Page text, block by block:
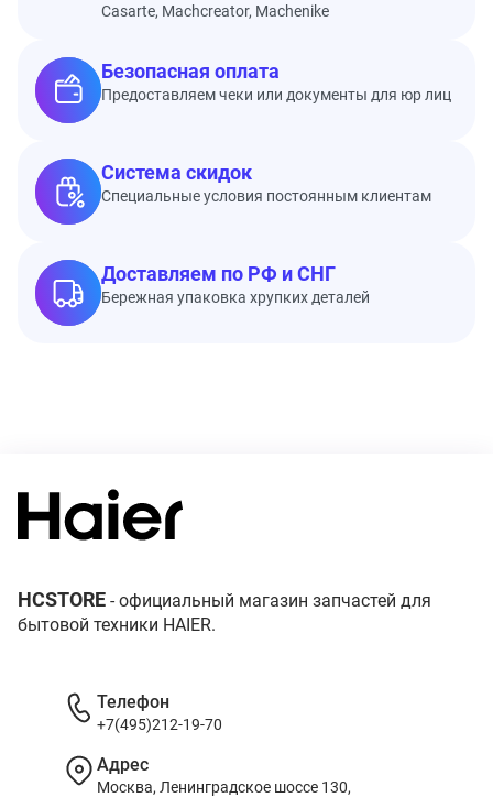
Casarte, Machcreator, Machenike
Безопасная оплата
Предоставляем чеки или документы для юр лиц
Система скидок
Специальные условия постоянным клиентам
Доставляем по РФ и СНГ
Бережная упаковка хрупких деталей
HCSTORE - официальный магазин запчастей для
бытовой техники HAIER.
Телефон
+7(495)212-19-70
Адрес
Москва, Ленинградское шоссе 130,